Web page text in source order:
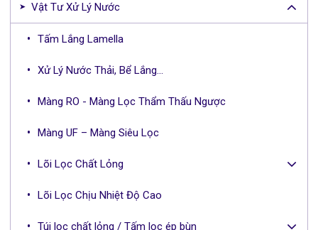
Vật Tư Xử Lý Nước
Tấm Lắng Lamella
Xử Lý Nước Thải, Bể Lắng...
Màng RO - Màng Lọc Thẩm Thấu Ngược
Màng UF – Màng Siêu Lọc
Lõi Lọc Chất Lỏng
Lõi Lọc Chịu Nhiệt Độ Cao
Túi lọc chất lỏng / Tấm lọc ép bùn